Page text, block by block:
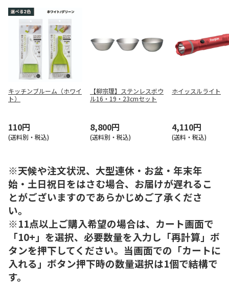
キッチンブルーム（ホワイ
ト）
110円
(送料別・税込)
【柳宗理】ステンレスボウ
ル16・19・23cmセット
8,800円
(送料別・税込)
ホイッスルライト
4,110円
(送料・税込)
※天候や注文状況、大型連休・お盆・年末年
始・土日祝日をはさむ場合、お届けが遅れるこ
とがございますのであらかじめご了承くださ
い。
※11点以上ご購入希望の場合は、カート画面で
「10+」を選択、必要数量を入力し「再計算」ボ
タンを押下してください。当画面での「カートに
入れる」ボタン押下時の数量選択は1個で結構で
す。